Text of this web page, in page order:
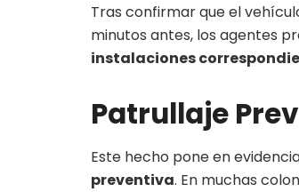
Tras confirmar que el
minutos antes, los agentes
instalaciones
Patrullaje
Este hecho pone en
preventiva. En muchas